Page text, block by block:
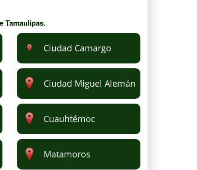
Tamaulipas.
Ciudad Camargo
Ciudad Miguel Alemán
Cuauhtémoc
Matamoros